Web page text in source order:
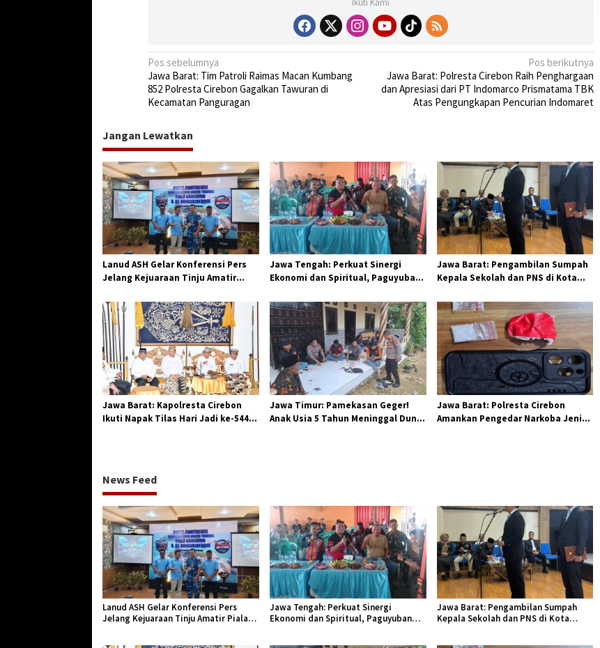
Ikuti Kami
N
a
v
g
a
s
i
p
o
s
Pos sebelumnya
Jawa Barat: Tim Patroli Raimas Macan Kumbang
852 Polresta Cirebon Gagalkan Tawuran di
Kecamatan Panguragan
Pos berikutnya
Jawa Barat: Polresta Cirebon Raih Penghargaan
dan Apresiasi dari PT Indomarco Prismatama TBK
Atas Pengungkapan Pencurian Indomaret
Jangan Lewatkan
Lanud ASH Gelar Konferensi Pers
Jelang Kejuaraan Tinju Amatir
Jawa Tengah: Perkuat Sinergi
Ekonomi dan Spiritual, Paguyuban
Losari
Jawa Barat: Pengambilan Sumpah
Kepala Sekolah dan PNS di Kota
Integritas Aparatur Pendidikan dan
Birokrasi
Jawa Barat: Kapolresta Cirebon
Ikuti Napak Tilas Hari Jadi ke-544,
Jawa Timur: Pamekasan Geger!
Anak Usia 5 Tahun Meninggal Dunia
Jawa Barat: Polresta Cirebon
Amankan Pengedar Narkoba Jenis
News Feed
Lanud ASH Gelar Konferensi Pers
Jelang Kejuaraan Tinju Amatir Piala
Jawa Tengah: Perkuat Sinergi
Ekonomi dan Spiritual, Paguyuban
Jawa Barat: Pengambilan Sumpah
Kepala Sekolah dan PNS di Kota